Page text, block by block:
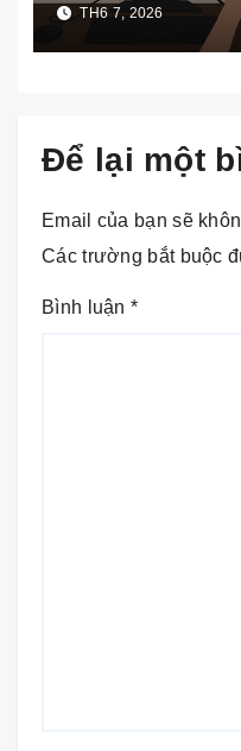
TH6 7, 2026
Để lại một
Email của bạn sẽ
Các trường bắt buộc
Bình luận *